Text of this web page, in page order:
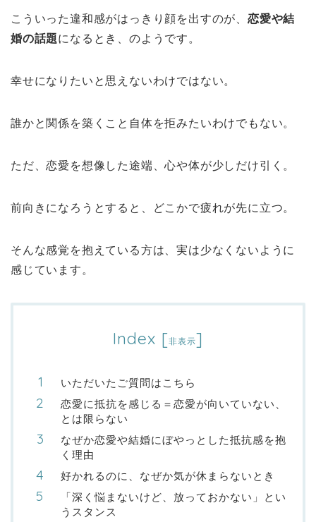
こういった違和感がはっきり顔を出すのが、 恋愛や結
婚の話題になるとき、のようです。
幸せになりたいと思えないわけではない。
誰かと関係を築くこと自体を拒みたいわけでもない。
ただ、恋愛を想像した途端、心や体が少しだけ引く。
前向きになろうとすると、どこかで疲れが先に立つ。
そんな感覚を抱えている方は、実は少なくないように
感じています。
Index [非表示]
いただいたご質問はこちら
恋愛に抵抗を感じる＝恋愛が向いていない、
とは限らない
なぜか恋愛や結婚にぼやっとした抵抗感を抱
く理由
好かれるのに、なぜか気が休まらないとき
「深く悩まないけど、放っておかない」とい
うスタンス